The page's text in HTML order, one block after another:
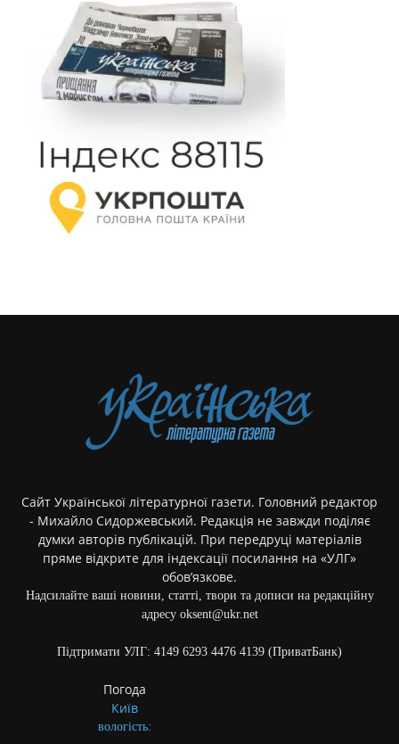
Сайт Української літературної газети. Головний редактор
- Михайло Сидоржевський. Редакція не завжди поділяє
думки авторів публікацій. При передруці матеріалів
пряме відкрите для індексації посилання на «УЛГ»
обов’язкове.
Надсилайте ваші новини, статті, твори та дописи на редакційну
адресу oksent@ukr.net
Підтримати УЛГ: 4149 6293 4476 4139 (ПриватБанк)
Погода
Київ
вологість: